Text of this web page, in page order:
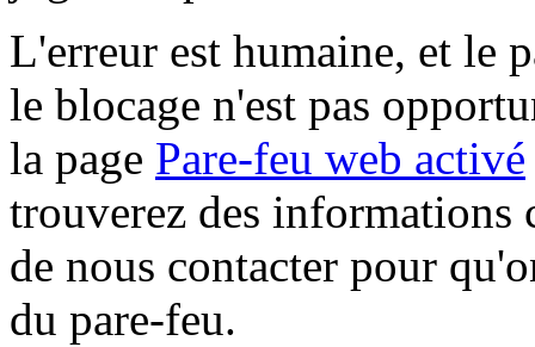
L'erreur est humaine, et le
le blocage n'est pas
la page Pare-feu web activé
trouverez des informations
de nous contacter pour
du pare-feu.